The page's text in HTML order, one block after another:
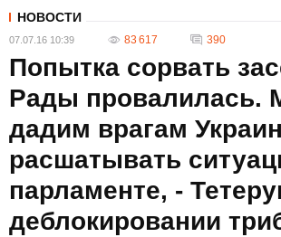
НОВОСТИ
07.07.16 10:39 83 617 390
Попытка сорвать
Рады провалилась.
дадим врагам
расшатывать
парламенте, -
деблокировании